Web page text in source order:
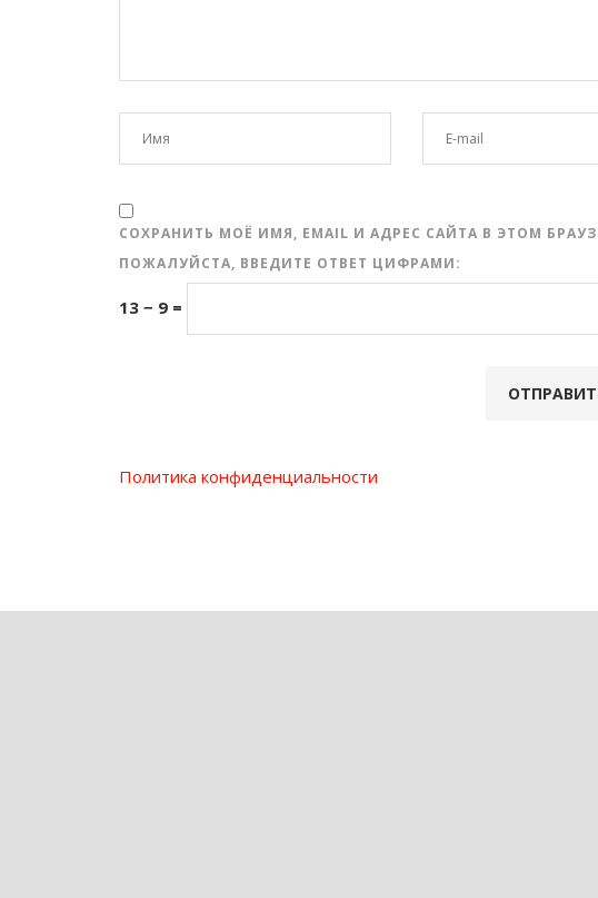
СОХРАНИТЬ МОЁ ИМЯ, EMAIL И АДРЕС САЙТА В ЭТОМ
ПОЖАЛУЙСТА, ВВЕДИТЕ ОТВЕТ ЦИФРАМИ:
13 − 9 =
Политика конфиденциальности